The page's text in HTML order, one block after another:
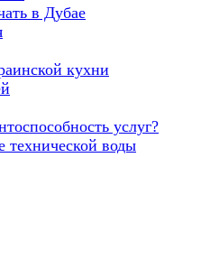
в Дубае
кухни
услуг?
технической воды